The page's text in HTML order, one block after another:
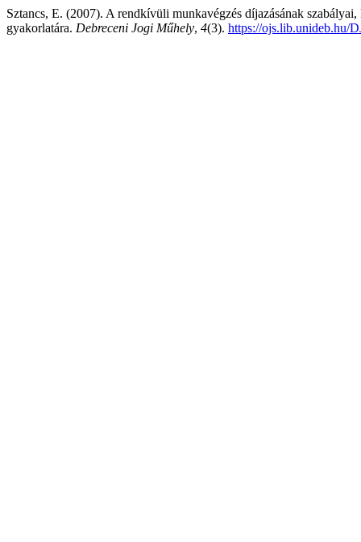
Sztancs, E. (2007). A rendkívüli munkavégzés díjazásának
gyakorlatára. Debreceni Jogi Műhely, 4(3). https://ojs.lib.unideb.hu/